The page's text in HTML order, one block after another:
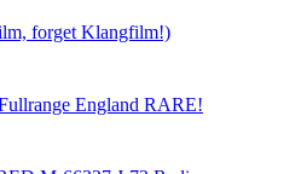
forget Klangfilm!)
England RARE!